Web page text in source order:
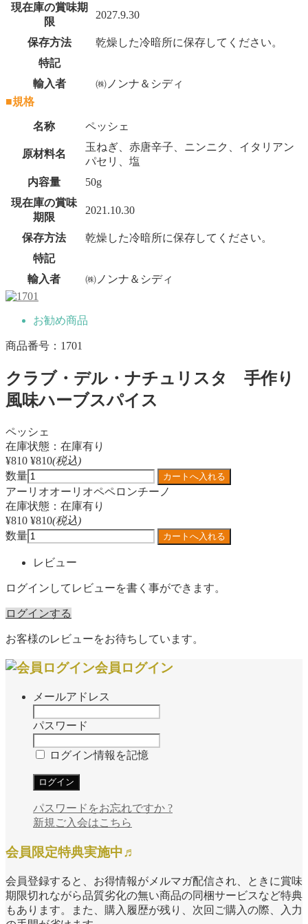
現在庫の賞味期
限
2027.9.30
保存方法
乾燥した冷暗所に保存してください。
特記
輸入者
㈱ノンナ＆シディ
■規格
名称 ペッシェ
原材料名
玉ねぎ、赤唐辛子、ニンニク、イタリアン
パセリ、塩
内容量
50g
現在庫の賞味
期限
2021.10.30
保存方法
乾燥した冷暗所に保存してください。
特記
輸入者
㈱ノンナ＆シディ
お勧め商品
商品番号：1701
クラブ・デル・ナチュリスタ 手作り
風味ハーブスパイス
ペッシェ
在庫状態：在庫有り
¥810 ¥810(税込)
数量
アーリオオーリオペペロンチーノ
在庫状態：在庫有り
¥810 ¥810(税込)
数量
レビュー
ログインしてレビューを書く事ができます。
ログインする
お客様のレビューをお待ちしています。
会員ログイン
メールアドレス
パスワード
ログイン情報を記憶
パスワードをお忘れですか ?
新規ご入会はこちら
会員限定特典実施中♬
会員登録すると、お得情報がメルマガ配信され、ときに賞味
期限切れながら品質劣化の無い商品の同梱サービスなど特典
もあります。また、購入履歴が残り、次回ご購入の際、入力